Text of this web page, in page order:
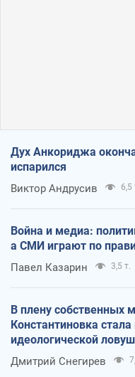
Дух Анкориджа
испарился
Виктор Андрусив 6,5
Война и медиа:
а СМИ играют по
Павел Казарин 3,5 т.
В плену собственных
Константиновка стала
идеологической
оккупантов
Дмитрий Снегирев